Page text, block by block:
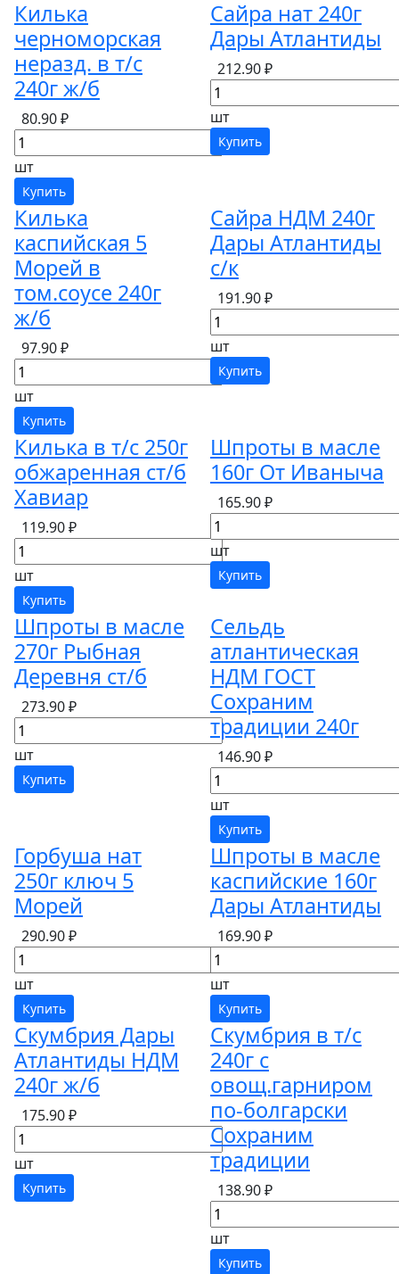
Килька
черноморская
неразд. в т/с
240г ж/б
80.90 ₽
шт
Купить
Сайра нат 240г
Дары Атлантиды
212.90 ₽
шт
Купить
Килька
каспийская 5
Морей в
том.соусе 240г
ж/б
97.90 ₽
шт
Купить
Сайра НДМ 240г
Дары Атлантиды
с/к
191.90 ₽
шт
Купить
Килька в т/с 250г
обжаренная ст/б
Хавиар
119.90 ₽
шт
Купить
Шпроты в масле
160г От Иваныча
165.90 ₽
шт
Купить
Шпроты в масле
270г Рыбная
Деревня ст/б
273.90 ₽
шт
Купить
Сельдь
атлантическая
НДМ ГОСТ
Сохраним
традиции 240г
146.90 ₽
шт
Купить
Горбуша нат
250г ключ 5
Морей
290.90 ₽
шт
Купить
Шпроты в масле
каспийские 160г
Дары Атлантиды
169.90 ₽
шт
Купить
Скумбрия Дары
Атлантиды НДМ
240г ж/б
175.90 ₽
шт
Купить
Скумбрия в т/с
240г с
овощ.гарниром
по-болгарски
Сохраним
традиции
138.90 ₽
шт
Купить